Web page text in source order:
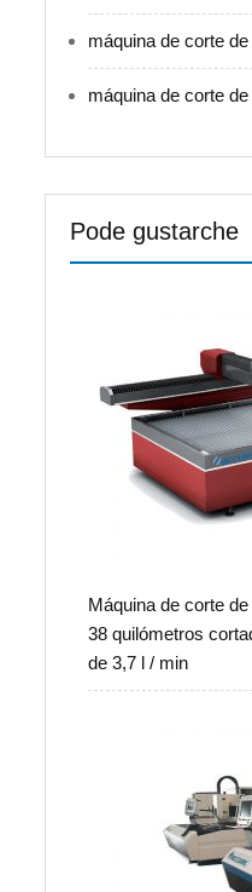
máquina de corte
máquina de corte
Pode gustarche
Máquina de corte
38 quilómetros
de 3,7 l / min